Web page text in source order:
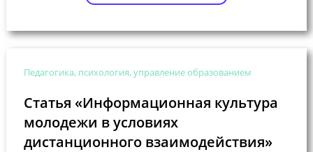
Педагогика, психология, управление образованием
Статья «Информационная культура
молодежи в условиях
дистанционного взаимодействия»